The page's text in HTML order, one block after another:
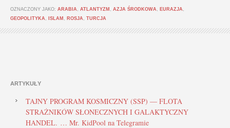
OZNACZONY JAKO: ARABIA ATLANTYZM AZJA ŚRODKOWA EURAZJA
GEOPOLITYKA
ISLAM ROSJA TURCJA
ARTYKUŁY
TAJNY PROGRAM KOSMICZNY (SSP) — FLOTA
STRAŻNIKÓW SŁONECZNYCH I GALAKTYCZNY
HANDEL. … Mr. KidPool na Telegramie